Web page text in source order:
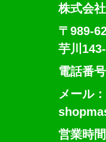
株式会
〒989-
芋川
電話番
メール：
営業時